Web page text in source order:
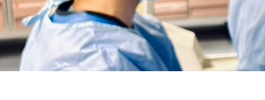
スタッフ紹介
関連病院
「てんかん外科」専
「パーキンソン・不